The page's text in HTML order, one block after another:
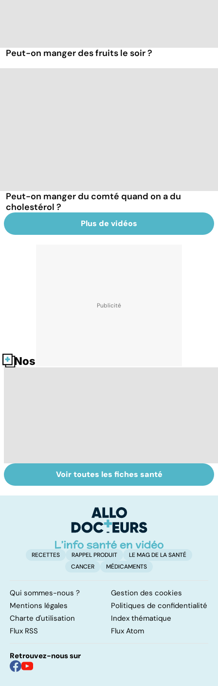
Peut-on manger des fruits le soir ?
Peut-on manger du comté quand on a du
cholestérol ?
Plus de vidéos
Nos fiches santé
Tout savoir sur
les infections
Staphylocoque
doré : une
surveillance
Voir toutes les fiches santé
RECETTES RAPPEL PRODUIT
LE MAG DE LA SANTÉ
CANCER
MÉDICAMENTS
Qui sommes-nous ?
Gestion des cookies
Mentions légales
Politiques de confidentialité
Charte d'utilisation
Index thématique
Flux RSS
Flux Atom
Retrouvez-nous sur